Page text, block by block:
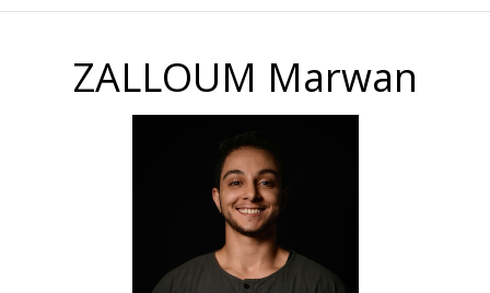
ZALLOUM Marwan